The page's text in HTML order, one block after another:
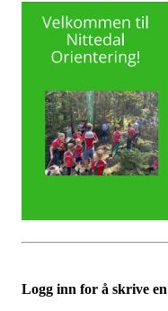
Logg inn for å skrive